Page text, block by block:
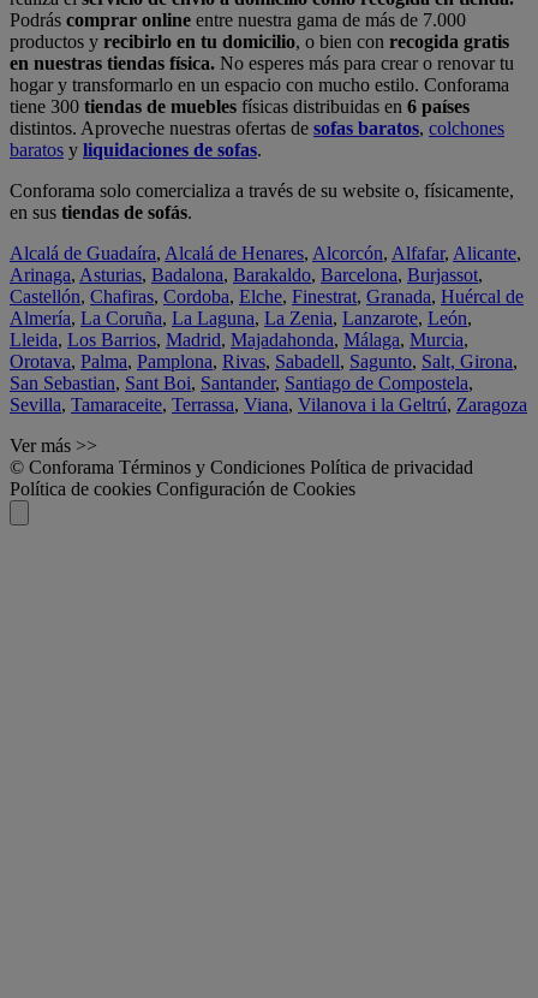
Podrás comprar online entre nuestra gama de más de 7.000
productos y recibirlo en tu domicilio, o bien con recogida gratis
en nuestras tiendas física. No esperes más para crear o renovar tu
hogar y transformarlo en un espacio con mucho estilo. Conforama
tiene 300 tiendas de muebles físicas distribuidas en 6 países
distintos. Aproveche nuestras ofertas de sofas baratos, colchones
baratos y liquidaciones de sofas.
Conforama solo comercializa a través de su website o, físicamente,
en sus tiendas de sofás.
Alcalá de Guadaíra, Alcalá de Henares, Alcorcón, Alfafar, Alicante,
Arinaga, Asturias, Badalona, Barakaldo, Barcelona, Burjassot,
Castellón, Chafiras, Cordoba, Elche, Finestrat, Granada, Huércal de
Almería, La Coruña, La Laguna, La Zenia, Lanzarote, León,
Lleida, Los Barrios, Madrid, Majadahonda, Málaga, Murcia,
Orotava, Palma, Pamplona, Rivas, Sabadell, Sagunto, Salt, Girona,
San Sebastian, Sant Boi, Santander, Santiago de Compostela,
Sevilla, Tamaraceite, Terrassa, Viana, Vilanova i la Geltrú, Zaragoza
Ver más >>
© Conforama Términos y Condiciones Política de privacidad
Política de cookies Configuración de Cookies